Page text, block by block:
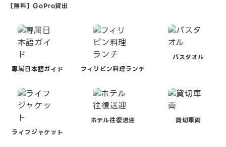
【無料】GoPro貸出
専属日本語ガイド フィリピン料理ランチ
バスタオル
ライフジャケット
ホテル往復送迎 貸切車両